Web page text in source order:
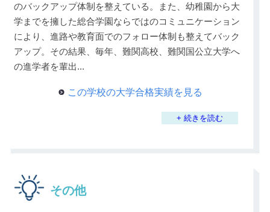
のバックアップ体制を整えている。また、幼稚園から大
学までを擁した総合学園ならではのコミュニケーション
により、進路や教育面でのフォロー体制も整えてバック
アップ。その結果、毎年、難関高校、難関国公立大学へ
の進学者を輩出...
この学校の大学合格実績を見る
+ 続きを読む
その他